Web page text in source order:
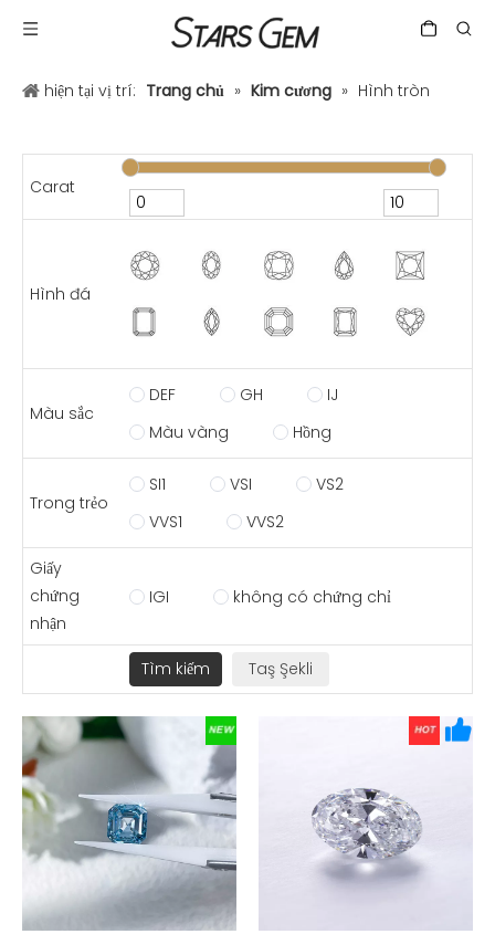
hiện tại vị trí: Trang chủ » Kim cương » Hình tròn
Carat
Hình đá
Màu sắc
DEF GH
IJ
Màu vàng
Hồng
Trong trẻo
SI1 VSI
VS2
VVS1
VVS2
Giấy
chứng
nhận
IGI không có chứng chỉ